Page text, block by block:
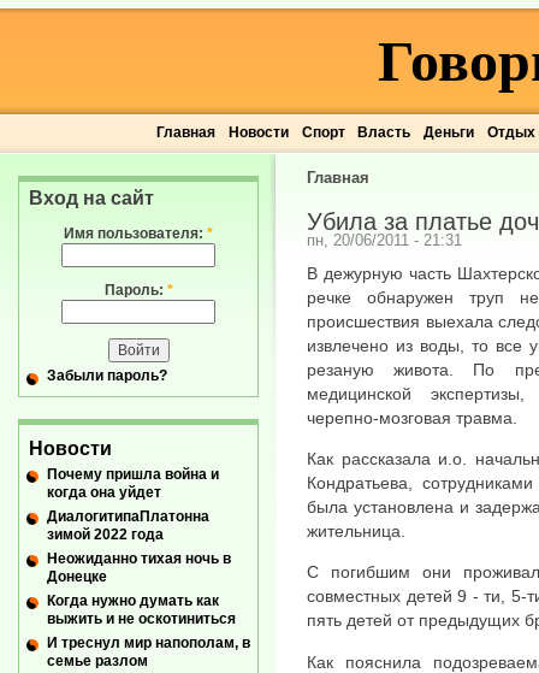
Главная Новости Спорт Власть Деньги Отдых
Главная
Убила за платье
пн, 20/06/2011 - 21:31
В дежурную часть
речке обнаружен труп
происшествия выехала
извлечено из воды, то все
резаную живота. По
медицинской
черепно-мозговая травма.
Как рассказала и.о.
Кондратьева,
была установлена и
жительница.
С погибшим они
совместных детей 9 - ти, 5-
пять детей от предыдущих
Как пояснила
Вход на сайт
Имя пользователя: *
Пароль: *
Забыли пароль?
Новости
Почему пришла война и
когда она уйдет
ДиалогитипаПлатонна
зимой 2022 года
Неожиданно тихая ночь в
Донецке
Когда нужно думать как
выжить и не оскотиниться
И треснул мир напополам, в
семье разлом